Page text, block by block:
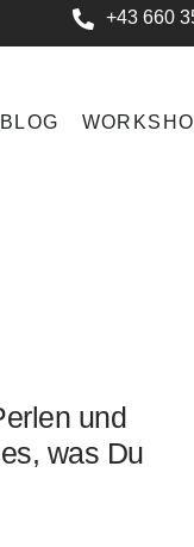
+43 660
BLOG
und
was Du